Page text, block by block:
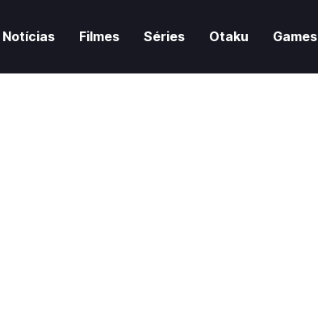
Notícias Filmes Séries Otaku Games